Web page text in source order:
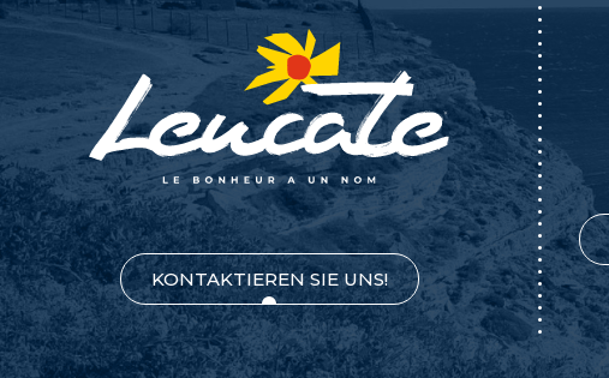
KONTAKTIEREN SIE UNS!